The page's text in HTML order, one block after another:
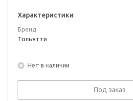
Характеристики
Бренд
Тольятти
Нет в наличии
Под заказ